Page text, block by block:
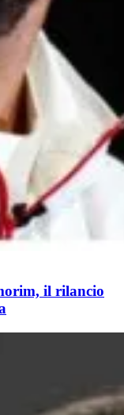
il rilancio